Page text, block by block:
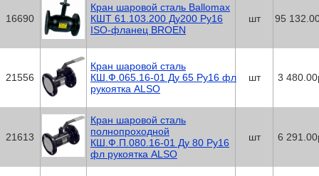
16690
Кран шаровой сталь Ballomax
КШТ 61.103.200 Ду200 Ру16
ISO-фланец BROEN
шт 95
21556
Кран шаровой сталь
КШ.Ф.065.16-01 Ду 65 Ру16 фл
рукоятка ALSO
шт 3
21613
Кран шаровой сталь
полнопроходной
КШ.Ф.П.080.16-01 Ду 80 Ру16
фл рукоятка ALSO
шт 6